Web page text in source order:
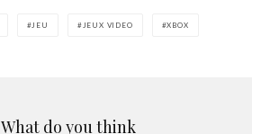
JEU JEUX VIDEO XBOX
What do you think